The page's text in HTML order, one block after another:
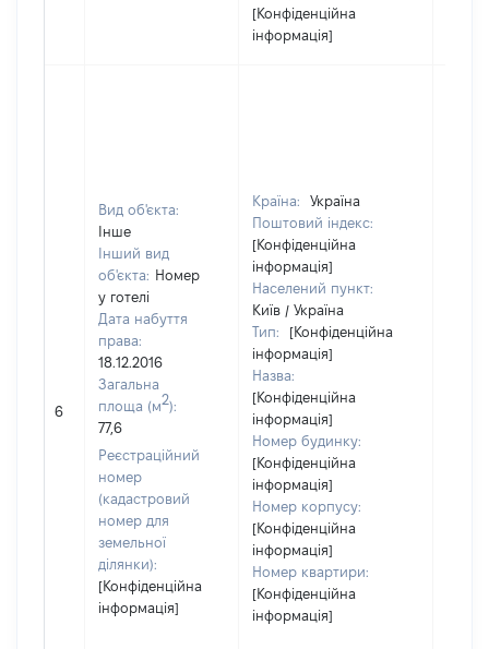
[Конфіденційна
інформація]
6
Вид об'єкта:
Інше
Інший вид
об'єкта: Номер
у готелі
Дата набуття
права:
18.12.2016
Загальна
площа (м2):
77,6
Реєстраційний
номер
(кадастровий
номер для
земельної
ділянки):
[Конфіденційна
інформація]
Країна:
Україна
Поштовий індекс:
[Конфіденційна
інформація]
Населений пункт:
Київ / Україна
Тип:
[Конфіденційна
інформація]
Назва:
[Конфіденційна
інформація]
Номер будинку:
[Конфіденційна
інформація]
Номер корпусу:
[Конфіденційна
інформація]
Номер квартири:
[Конфіденційна
інформація]